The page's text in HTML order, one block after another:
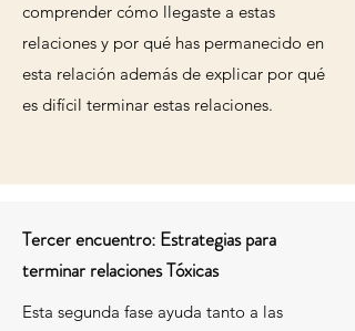
comprender cómo llegaste a estas
relaciones y por qué has permanecido en
esta relación además de explicar por qué
es difícil terminar estas relaciones.
Tercer encuentro: Estrategias para
terminar relacionesTóxicas
Esta segunda fase ayuda tanto a las